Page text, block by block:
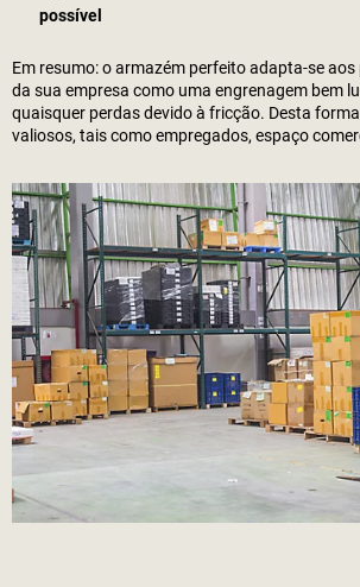
possível
Em resumo: o armazém perfeito adapta-se
da sua empresa como uma engrenagem bem
quaisquer perdas devido à fricção. Desta
valiosos, tais como empregados, espaço